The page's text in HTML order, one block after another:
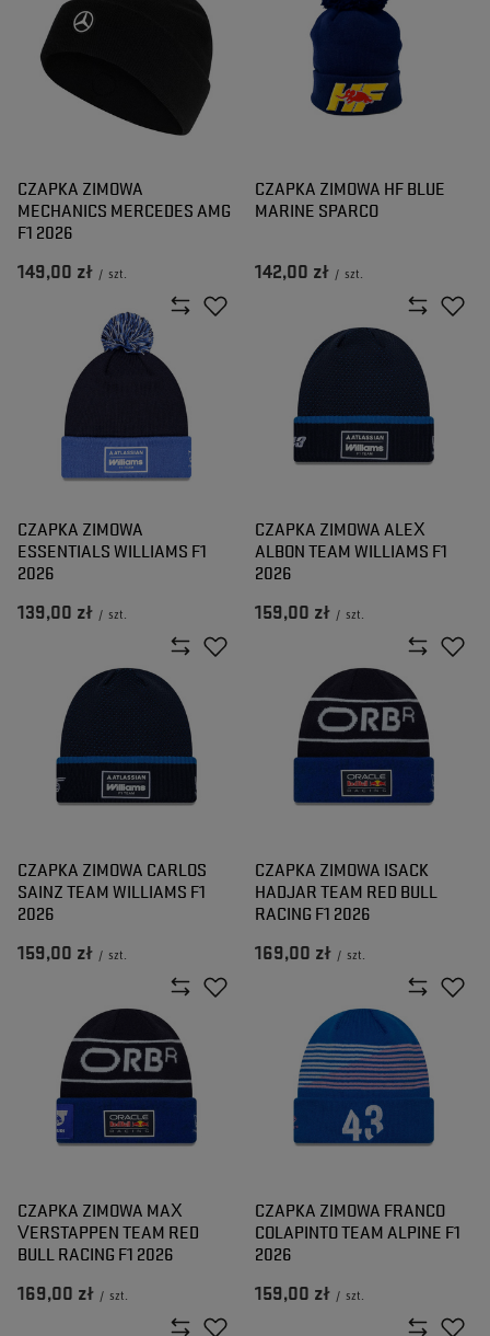
CZAPKA ZIMOWA
MECHANICS MERCEDES AMG
F1 2026
149,00 zł / szt.
CZAPKA ZIMOWA HF BLUE
MARINE SPARCO
142,00 zł / szt.
CZAPKA ZIMOWA
ESSENTIALS WILLIAMS F1
2026
139,00 zł / szt.
CZAPKA ZIMOWA ALEX
ALBON TEAM WILLIAMS F1
2026
159,00 zł / szt.
CZAPKA ZIMOWA CARLOS
SAINZ TEAM WILLIAMS F1
2026
159,00 zł / szt.
CZAPKA ZIMOWA ISACK
HADJAR TEAM RED BULL
RACING F1 2026
169,00 zł / szt.
CZAPKA ZIMOWA MAX
VERSTAPPEN TEAM RED
BULL RACING F1 2026
169,00 zł / szt.
CZAPKA ZIMOWA FRANCO
COLAPINTO TEAM ALPINE F1
2026
159,00 zł / szt.